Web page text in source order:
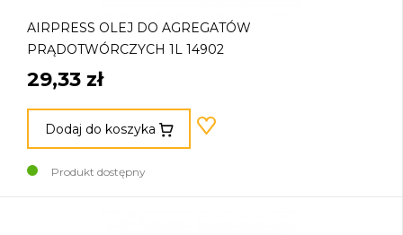
AIRPRESS OLEJ DO AGREGATÓW
PRĄDOTWÓRCZYCH 1L 14902
29,33 zł
Dodaj do koszyka
Produkt dostępny